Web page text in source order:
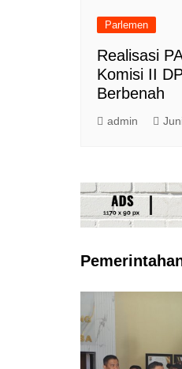
Parlemen
Realisasi
Komisi II
Berbenah
admin